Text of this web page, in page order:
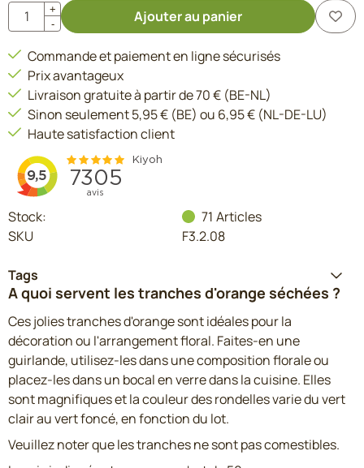
Quantité
+
-
Ajouter au panier
Commande et paiement en ligne sécurisés
Prix avantageux
Livraison gratuite à partir de 70 € (BE-NL)
Sinon seulement 5,95 € (BE) ou 6,95 € (NL-DE-LU)
Haute satisfaction client
Stock: 71 Articles
SKU
F3.2.08
Tags
A quoi servent les tranches d'orange séchées ?
Ces jolies tranches d'orange sont idéales pour la
décoration ou l'arrangement floral. Faites-en une
guirlande, utilisez-les dans une composition florale ou
placez-les dans un bocal en verre dans la cuisine. Elles
sont magnifiques et la couleur des rondelles varie du vert
clair au vert foncé, en fonction du lot.
Veuillez noter que les tranches ne sont pas comestibles.